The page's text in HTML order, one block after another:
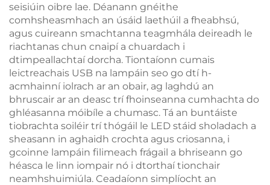
seisiúin oibre lae. Déanann gnéithe
comhsheasmhach an úsáid laethúil a fheabhsú,
agus cuireann smachtanna teagmhála deireadh le
riachtanas chun cnaipí a chuardach i
dtimpeallachtaí dorcha. Tiontaíonn cumais
leictreachais USB na lampáin seo go dtí h-
acmhainní iolrach ar an obair, ag laghdú an
bhruscair ar an deasc trí fhoinseanna cumhachta do
ghléasanna móibíle a chumasc. Tá an buntáiste
tiobrachta soiléir trí thógáil le LED stáid sholadach a
sheasann in aghaidh crochta agus criosanna, i
gcoinne lampáin filimeach frágail a bhriseann go
héasca le linn iompair nó i dtorthaí tionchair
neamhshuimiúla. Ceadaíonn simplíocht an